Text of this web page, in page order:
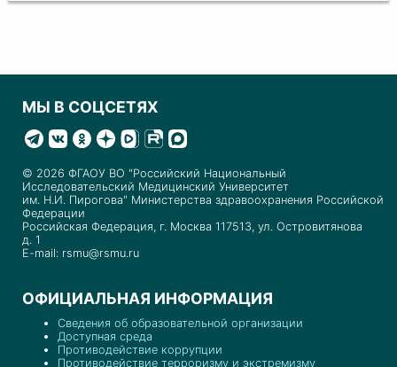
МЫ В СОЦСЕТЯХ
© 2026 ФГАОУ ВО "Российский Национальный
Исследовательский Медицинский Университет
им. Н.И. Пирогова" Министерства здравоохранения Российской
Федерации
Российская Федерация, г. Москва 117513, ул. Островитянова
д. 1
E-mail: rsmu@rsmu.ru
ОФИЦИАЛЬНАЯ ИНФОРМАЦИЯ
Сведения об образовательной организации
Доступная среда
Противодействие коррупции
Противодействие терроризму и экстремизму